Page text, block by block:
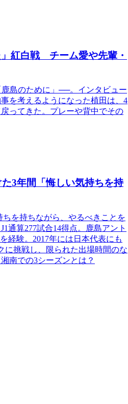
紅白戦 チーム愛や先輩・
島のために」──。インタビュー
を考えるようになった植田は、4
ってきた。プレーや背中でその
3年間「悔しい気持ちを持
を持ちながら、やるべきことを
通算277試合14得点。鹿島アント
経験。2017年には日本代表にも
に挑戦し、限られた出場時間のな
南での3シーズンとは？